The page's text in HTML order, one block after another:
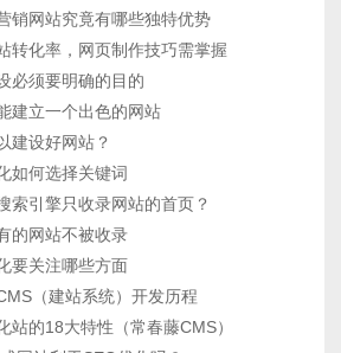
销网站究竟有哪些独特优势
转化率，网页制作技巧需掌握
必须要明确的目的
建立一个出色的网站
建设好网站？
如何选择关键词
索引擎只收录网站的首页？
的网站不被收录
要关注哪些方面
（建站系统）开发历程
站的18大特性（常春藤CMS）